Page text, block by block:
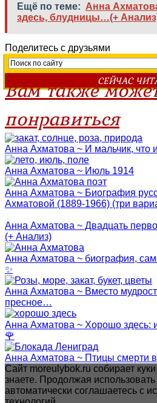
Ещё по теме: Анна
здесь, блудницы…(+
Поделитесь с друзьями
СЕЙЧАС
Вам также
понравиться
Анна Ахматова ~ И мальчик, что
Анна Ахматова ~ Июль 1914
Анна Ахматова ~ Биография
Ахматовой (1889-1966) (три
Анна Ахматова ~ Двадцать
(+ Анализ)
Анна Ахматова ~ биография,
✨
Анна Ахматова ~ Вместо
пресное…
Анна Ахматова ~ Хорошо здесь:
🌹
Анна Ахматова ~ Птицы смерти
Сайт moreulybok.ru собирает
знаете. Продолжая
автоматически соглашаетесь с